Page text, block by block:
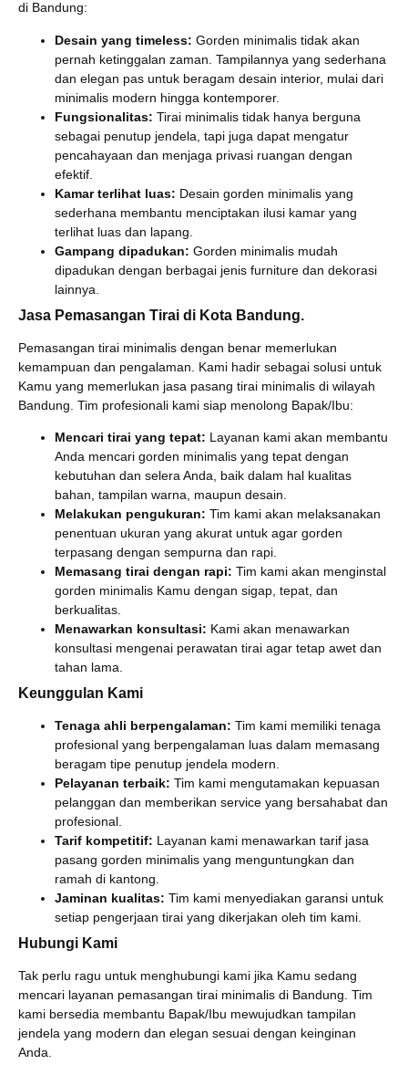
di Bandung:
Desain yang timeless: Gorden minimalis tidak akan
pernah ketinggalan zaman. Tampilannya yang sederhana
dan elegan pas untuk beragam desain interior, mulai dari
minimalis modern hingga kontemporer.
Fungsionalitas: Tirai minimalis tidak hanya berguna
sebagai penutup jendela, tapi juga dapat mengatur
pencahayaan dan menjaga privasi ruangan dengan
efektif.
Kamar terlihat luas: Desain gorden minimalis yang
sederhana membantu menciptakan ilusi kamar yang
terlihat luas dan lapang.
Gampang dipadukan: Gorden minimalis mudah
dipadukan dengan berbagai jenis furniture dan dekorasi
lainnya.
Jasa Pemasangan Tirai di Kota Bandung.
Pemasangan tirai minimalis dengan benar memerlukan
kemampuan dan pengalaman. Kami hadir sebagai solusi untuk
Kamu yang memerlukan jasa pasang tirai minimalis di wilayah
Bandung. Tim profesionali kami siap menolong Bapak/Ibu:
Mencari tirai yang tepat: Layanan kami akan membantu
Anda mencari gorden minimalis yang tepat dengan
kebutuhan dan selera Anda, baik dalam hal kualitas
bahan, tampilan warna, maupun desain.
Melakukan pengukuran: Tim kami akan melaksanakan
penentuan ukuran yang akurat untuk agar gorden
terpasang dengan sempurna dan rapi.
Memasang tirai dengan rapi: Tim kami akan menginstal
gorden minimalis Kamu dengan sigap, tepat, dan
berkualitas.
Menawarkan konsultasi: Kami akan menawarkan
konsultasi mengenai perawatan tirai agar tetap awet dan
tahan lama.
Keunggulan Kami
Tenaga ahli berpengalaman: Tim kami memiliki tenaga
profesional yang berpengalaman luas dalam memasang
beragam tipe penutup jendela modern.
Pelayanan terbaik: Tim kami mengutamakan kepuasan
pelanggan dan memberikan service yang bersahabat dan
profesional.
Tarif kompetitif: Layanan kami menawarkan tarif jasa
pasang gorden minimalis yang menguntungkan dan
ramah di kantong.
Jaminan kualitas: Tim kami menyediakan garansi untuk
setiap pengerjaan tirai yang dikerjakan oleh tim kami.
Hubungi Kami
Tak perlu ragu untuk menghubungi kami jika Kamu sedang
mencari layanan pemasangan tirai minimalis di Bandung. Tim
kami bersedia membantu Bapak/Ibu mewujudkan tampilan
jendela yang modern dan elegan sesuai dengan keinginan
Anda.